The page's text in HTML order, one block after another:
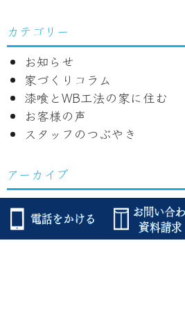
カテゴリー
お知らせ
家づくりコラム
漆喰とWB工法の家に住む
お客様の声
スタッフのつぶやき
アーカイブ
アーカイブ